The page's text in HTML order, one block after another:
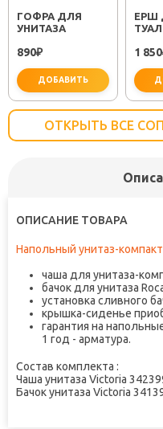
важно для установки
ГОФРА ДЛЯ
УНИТАЗА
890₽
ДОБАВИТЬ
ЕРШ
1 850
ОТКРЫТЬ ВСЕ
ОПИСАНИЕ ТОВАРА
Напольный унитаз-
чаша для унитаза-
бачок для унитаза
установка сливного
крышка-сиденье
гарантия на
1 год - арматура.
Состав комплекта :
Чаша унитаза Victoria
Бачок унитаза Victoria